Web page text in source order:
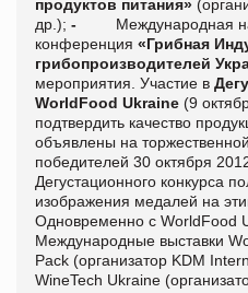
продуктов питания»
др.); - Международная
конференция «Грибная
грибопроизводителей
мероприятия. Участие в
WorldFood Ukraine (9
подтвердить качество
объявлены на
победителей 30 октября
Дегустационного конкурса
изображения медалей на
Одновременно с WorldFood
Международные выставки
Pack (организатор KDM
WineTech Ukraine